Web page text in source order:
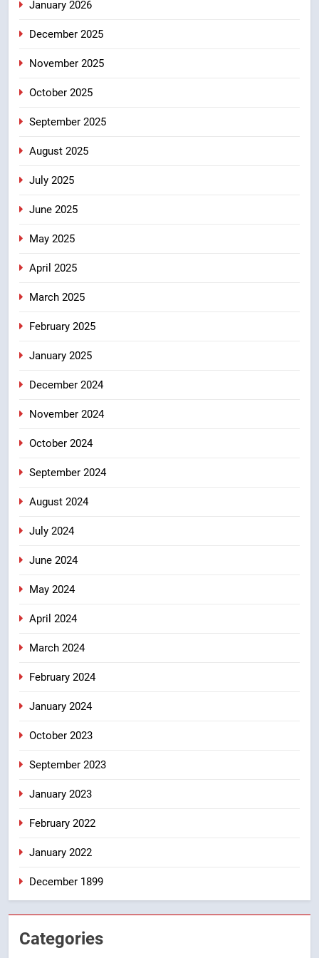
January 2026
December 2025
November 2025
October 2025
September 2025
August 2025
July 2025
June 2025
May 2025
April 2025
March 2025
February 2025
January 2025
December 2024
November 2024
October 2024
September 2024
August 2024
July 2024
June 2024
May 2024
April 2024
March 2024
February 2024
January 2024
October 2023
September 2023
January 2023
February 2022
January 2022
December 1899
Categories